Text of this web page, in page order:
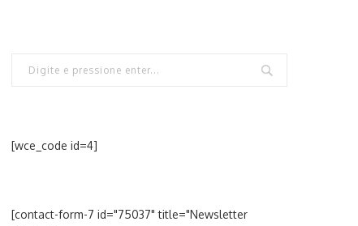
[wce_code id=4]
[contact-form-7 id="75037" title="Newsletter